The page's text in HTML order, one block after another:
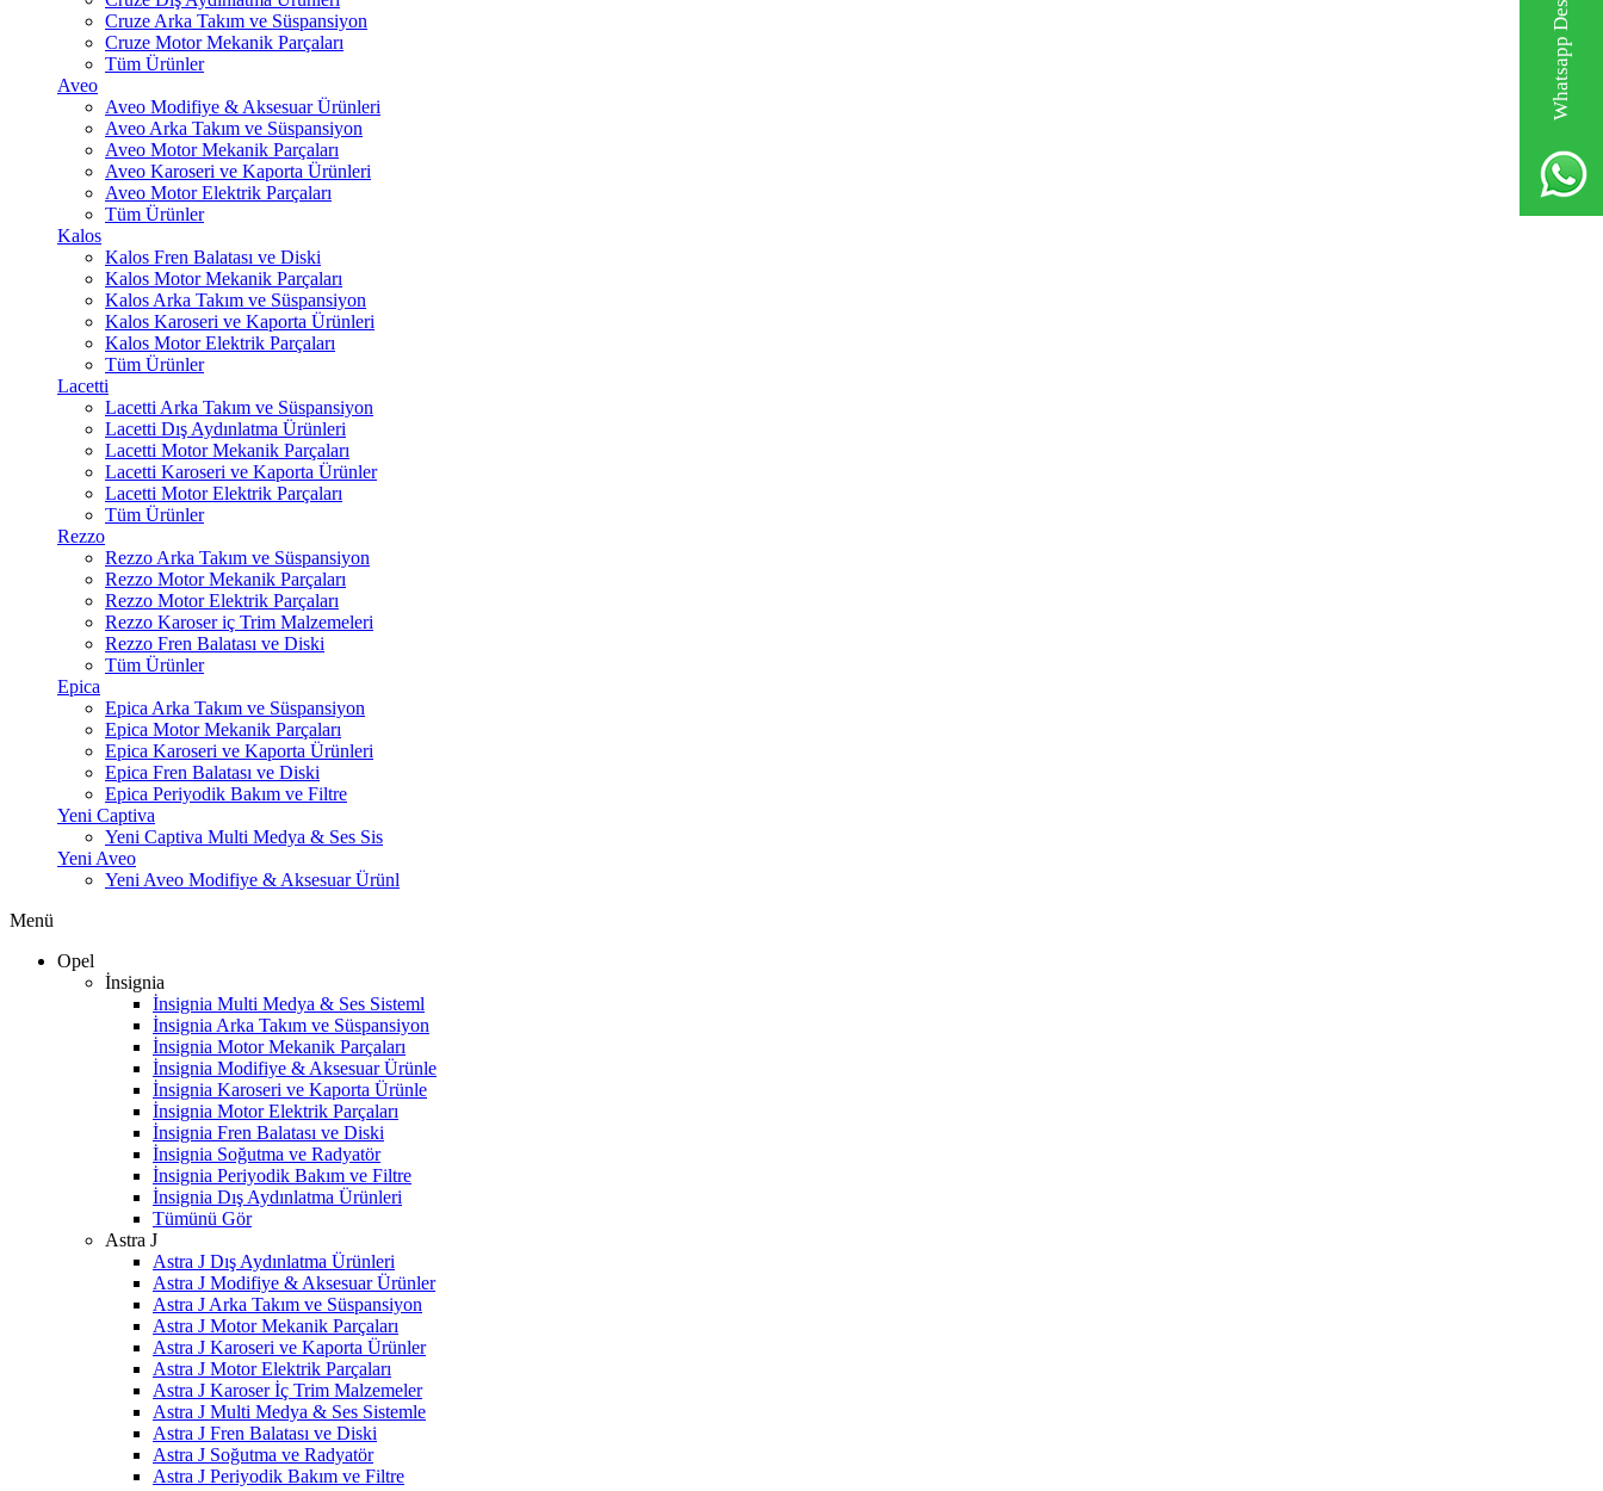
Cruze Arka Takım ve Süspansiyon
Cruze Motor Mekanik Parçaları
Tüm Ürünler
Aveo
Aveo Modifiye & Aksesuar Ürünleri
Aveo Arka Takım ve Süspansiyon
Aveo Motor Mekanik Parçaları
Aveo Karoseri ve Kaporta Ürünleri
Aveo Motor Elektrik Parçaları
Tüm Ürünler
Kalos
Kalos Fren Balatası ve Diski
Kalos Motor Mekanik Parçaları
Kalos Arka Takım ve Süspansiyon
Kalos Karoseri ve Kaporta Ürünleri
Kalos Motor Elektrik Parçaları
Tüm Ürünler
Lacetti
Lacetti Arka Takım ve Süspansiyon
Lacetti Dış Aydınlatma Ürünleri
Lacetti Motor Mekanik Parçaları
Lacetti Karoseri ve Kaporta Ürünler
Lacetti Motor Elektrik Parçaları
Tüm Ürünler
Rezzo
Rezzo Arka Takım ve Süspansiyon
Rezzo Motor Mekanik Parçaları
Rezzo Motor Elektrik Parçaları
Rezzo Karoser iç Trim Malzemeleri
Rezzo Fren Balatası ve Diski
Tüm Ürünler
Epica
Epica Arka Takım ve Süspansiyon
Epica Motor Mekanik Parçaları
Epica Karoseri ve Kaporta Ürünleri
Epica Fren Balatası ve Diski
Epica Periyodik Bakım ve Filtre
Yeni Captiva
Yeni Captiva Multi Medya & Ses Sis
Yeni Aveo
Yeni Aveo Modifiye & Aksesuar Ürünl
Menü
Opel
İnsignia
İnsignia Multi Medya & Ses Sisteml
İnsignia Arka Takım ve Süspansiyon
İnsignia Motor Mekanik Parçaları
İnsignia Modifiye & Aksesuar Ürünle
İnsignia Karoseri ve Kaporta Ürünle
İnsignia Motor Elektrik Parçaları
İnsignia Fren Balatası ve Diski
İnsignia Soğutma ve Radyatör
İnsignia Periyodik Bakım ve Filtre
İnsignia Dış Aydınlatma Ürünleri
Tümünü Gör
Astra J
Astra J Dış Aydınlatma Ürünleri
Astra J Modifiye & Aksesuar Ürünler
Astra J Arka Takım ve Süspansiyon
Astra J Motor Mekanik Parçaları
Astra J Karoseri ve Kaporta Ürünler
Astra J Motor Elektrik Parçaları
Astra J Karoser İç Trim Malzemeler
Astra J Multi Medya & Ses Sistemle
Astra J Fren Balatası ve Diski
Astra J Soğutma ve Radyatör
Astra J Periyodik Bakım ve Filtre